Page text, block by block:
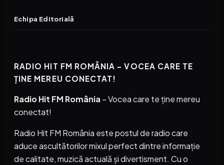
Echipa Editorială
RADIO HIT FM ROMÂNIA – VOCEA CARE TE
ȚINE MEREU CONECTAT!
Radio Hit FM România – Vocea care te ține mereu
conectat!
Radio Hit FM România este postul de radio care
aduce ascultătorilor mixul perfect dintre informație
de calitate, muzică actuală și divertisment. Cu o